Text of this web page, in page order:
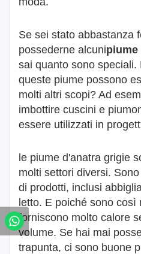
Se sei stato abbastanza
possederne alcunipiume
sai quanto sono
queste piume possono
molti altri scopi? Ad
imbottire cuscini e
essere utilizzati in
le piume d'anatra grigie
molti settori diversi.
di prodotti, inclusi
letto. E poiché sono così
forniscono molto calore
volume. Se hai mai
trapunta, ci sono buone